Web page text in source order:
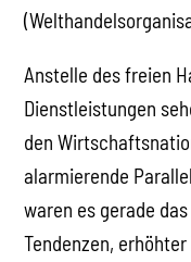
Anstelle des freien
Dienstleistungen
den
alarmierende
waren es gerade
Tendenzen,